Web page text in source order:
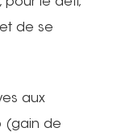
pour le défi,
de se
aux
(gain de
brillez !
Concours des
adultes
– Espace
vous !
déplacer